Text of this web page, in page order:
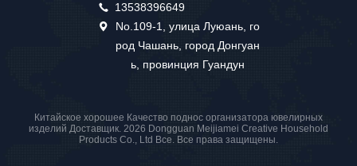
13538396649
No.109-1, улица Луюань, го
род Чашань, город Донгуан
ь, провинция Гуандун
Китайское хорошее Качество поднос организатора ювелирных
изделий Доставщик. 2026 Dongguan Meijiamei Creative Household
Products Co., Ltd Все. Все права защищены.